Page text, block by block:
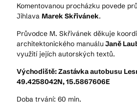
Komentovanou procházku povede
Jihlava Marek Skřivánek.
Průvodce M. Skřivánek děkuje
architektonického manuálu Janě
využití jejích autorských textů.
Východiště: Zastávka autobusu
49.4258042N, 15.5867606E
Doba trvání: 60 min.